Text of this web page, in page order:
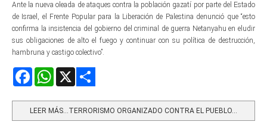
Ante la nueva oleada de ataques contra la población gazatí por parte del Estado
de Israel, el Frente Popular para la Liberación de Palestina denunció que “esto
confirma la insistencia del gobierno del criminal de guerra Netanyahu en eludir
sus obligaciones de alto el fuego y continuar con su política de destrucción,
hambruna y castigo colectivo”.
FacebookWhatsApp
LEER MÁS…TERRORISMO ORGANIZADO CONTRA EL PUEBLO...